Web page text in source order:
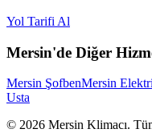
Yol Tarifi Al
Mersin'de Diğer
Mersin ŞofbenMersin
Usta
© 2026 Mersin Klimacı.